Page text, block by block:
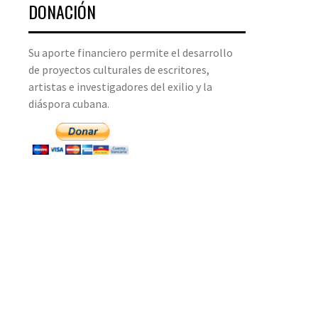
DONACIÓN
Su aporte financiero permite el desarrollo
de proyectos culturales de escritores,
artistas e investigadores del exilio y la
diáspora cubana.